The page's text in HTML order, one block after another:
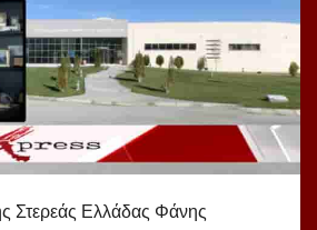
Στερεάς Ελλάδας Φάνης